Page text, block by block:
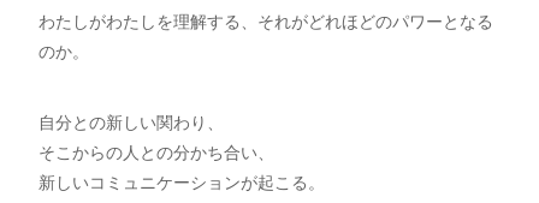
わたしがわたしを理解する、それがどれほどのパワーとなる
のか。
自分との新しい関わり、
そこからの人との分かち合い、
新しいコミュニケーションが起こる。